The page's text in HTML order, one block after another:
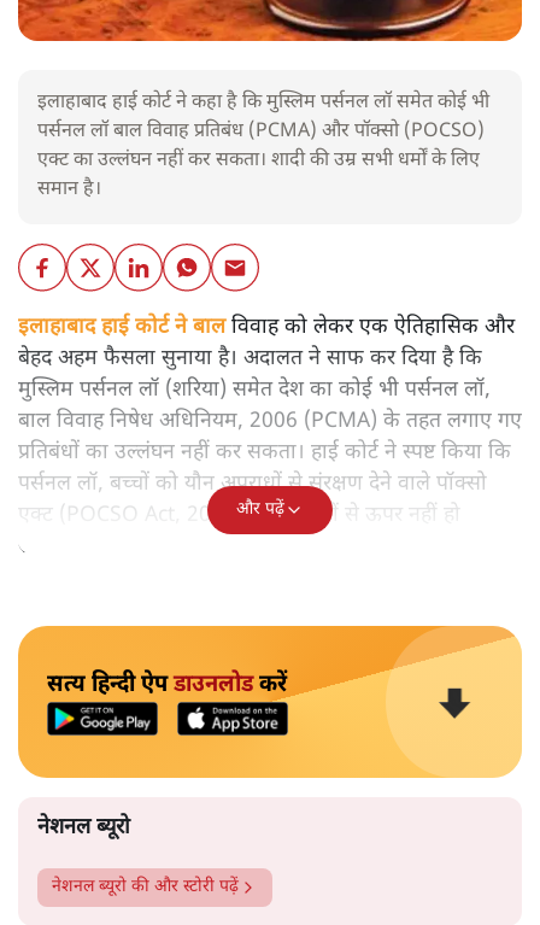
इलाहाबाद हाई कोर्ट ने कहा है कि मुस्लिम पर्सनल लॉ समेत कोई भी
पर्सनल लॉ बाल विवाह प्रतिबंध (PCMA) और पॉक्सो (POCSO)
एक्ट का उल्लंघन नहीं कर सकता। शादी की उम्र सभी धर्मों के लिए
समान है।
इलाहाबाद हाई कोर्ट ने बालविवाह को लेकर एक ऐतिहासिक और
बेहद अहम फैसला सुनाया है। अदालत ने साफ कर दिया है कि
मुस्लिम पर्सनल लॉ (शरिया) समेत देश का कोई भी पर्सनल लॉ,
बाल विवाह निषेध अधिनियम, 2006 (PCMA) के तहत लगाए गए
प्रतिबंधों का उल्लंघन नहीं कर सकता। हाई कोर्ट ने स्पष्ट किया कि
पर्सनल लॉ, बच्चों को यौन अपराधों से संरक्षण देने वाले पॉक्सो
एक्ट (POCSO Act, 2012) के प्रावधानों से ऊपर नहीं हो
सकता।
और पढ़ें
सत्य हिन्दी ऐपडाउनलोडकरें
नेशनल ब्यूरो
नेशनल ब्यूरो की और स्टोरी पढ़ें